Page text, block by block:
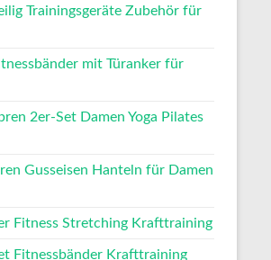
Trainingsgeräte Zubehör für
mit Türanker für
2er-Set Damen Yoga Pilates
Gusseisen Hanteln für Damen
Fitness Stretching Krafttraining
Fitnessbänder Krafttraining